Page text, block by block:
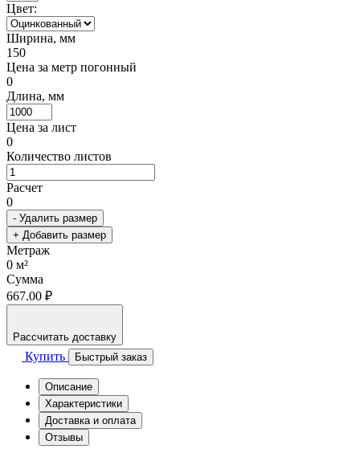
Цвет:
Ширина, мм
150
Цена за метр погонный
0
Длина, мм
Цена за лист
0
Количество листов
Расчет
0
- Удалить размер
+ Добавить размер
Метраж
0 м²
Сумма
667.00 ₽
Рассчитать доставку
Купить Быстрый заказ
Описание
Характеристики
Доставка и оплата
Отзывы